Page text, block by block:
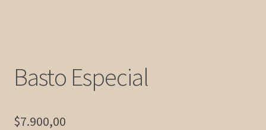
Basto Especial
$7.900,00